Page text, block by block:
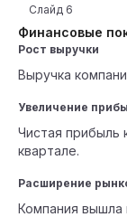
Финансовые
Слайд 6
Рост выручки
Выручка
Увеличение
Чистая прибыль
квартале.
Расширение
Компания вышла